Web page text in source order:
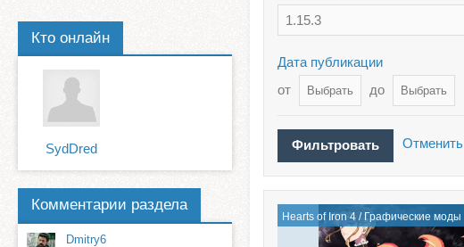
1.15.3
Дата публикации
от
до
Отменить
Hearts of Iron 4 / Графические моды
Кто онлайн
SydDred
Комментарии раздела
Dmitry6